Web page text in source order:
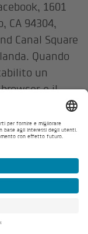
1601
CA 94304,
Canal Square
Quando
un
e il
remarketing.
che avete
indirizzo
vostro
visita al
Possiamo
per la